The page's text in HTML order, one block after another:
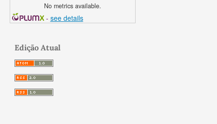
No metrics available.
- see details
Edição Atual